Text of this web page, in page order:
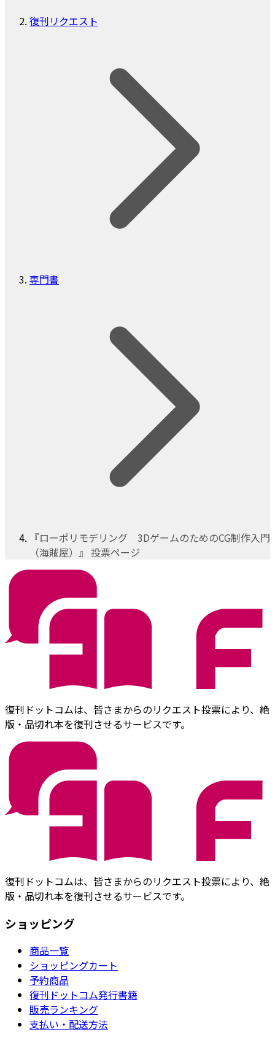
復刊リクエスト
専門書
『ローポリモデリング 3DゲームのためのCG制作入門
（海賊屋）』 投票ページ
復刊ドットコムは、皆さまからのリクエスト投票により、絶
版・品切れ本を復刊させるサービスです。
復刊ドットコムは、皆さまからのリクエスト投票により、絶
版・品切れ本を復刊させるサービスです。
ショッピング
商品一覧
ショッピングカート
予約商品
復刊ドットコム発行書籍
販売ランキング
支払い・配送方法